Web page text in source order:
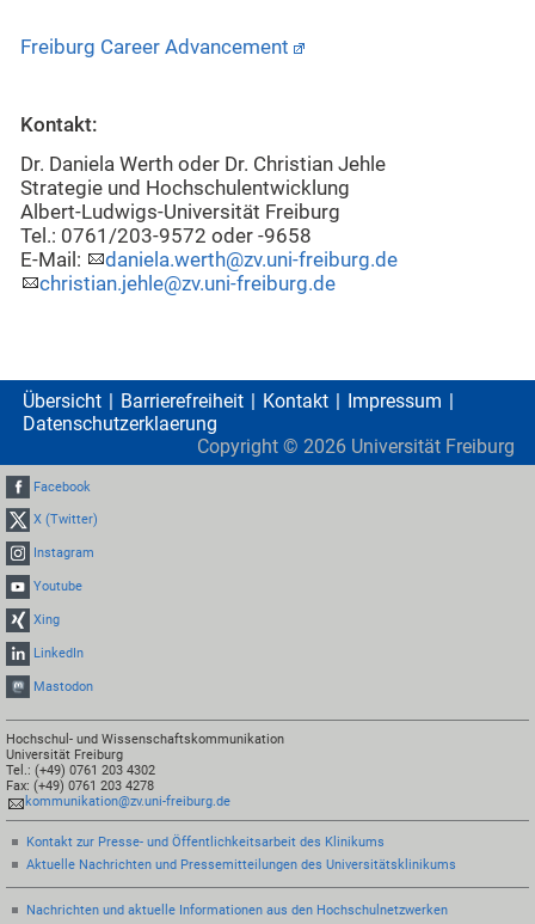
Freiburg Career Advancement
Kontakt:
Dr. Daniela Werth oder Dr. Christian Jehle
Strategie und Hochschulentwicklung
Albert-Ludwigs-Universität Freiburg
Tel.: 0761/203-9572 oder -9658
E-Mail:
daniela.werth@zv.uni-freiburg.de
christian.jehle@zv.uni-freiburg.de
Übersicht Barrierefreiheit Kontakt
Impressum
Datenschutzerklaerung
Copyright © 2026 Universität Freiburg
Facebook
X (Twitter)
Instagram
Youtube
Xing
LinkedIn
Mastodon
Hochschul- und Wissenschaftskommunikation
Universität Freiburg
Tel.: (+49) 0761 203 4302
Fax: (+49) 0761 203 4278
kommunikation@zv.uni-freiburg.de
Kontakt zur Presse- und Öffentlichkeitsarbeit des Klinikums
Aktuelle Nachrichten und Pressemitteilungen des Universitätsklinikums
Nachrichten und aktuelle Informationen aus den Hochschulnetzwerken